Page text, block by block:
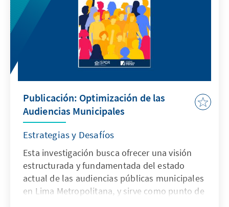
Publicación: Optimización de las
Audiencias Municipales
Estrategias y Desafíos
Esta investigación busca ofrecer una visión
estructurada y fundamentada del estado
actual de las audiencias públicas municipales
en Lima Metropolitana, y sirve como punto de